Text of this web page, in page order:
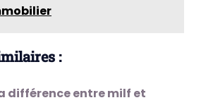
:
différence entre milf et